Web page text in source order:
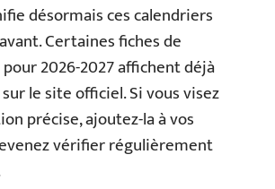
désormais ces calendriers
Certaines fiches de
2026-2027 affichent déjà
le site officiel. Si vous visez
précise, ajoutez-la à vos
vérifier régulièrement